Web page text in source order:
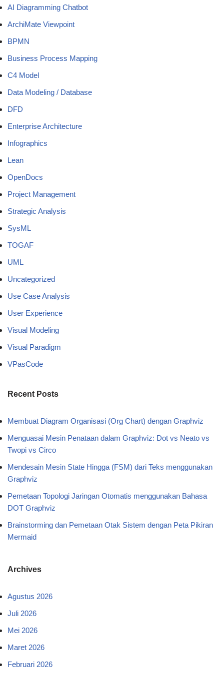
AI Diagramming Chatbot
ArchiMate Viewpoint
BPMN
Business Process Mapping
C4 Model
Data Modeling / Database
DFD
Enterprise Architecture
Infographics
Lean
OpenDocs
Project Management
Strategic Analysis
SysML
TOGAF
UML
Uncategorized
Use Case Analysis
User Experience
Visual Modeling
Visual Paradigm
VPasCode
Recent Posts
Membuat Diagram Organisasi (Org Chart) dengan Graphviz
Menguasai Mesin Penataan dalam Graphviz: Dot vs Neato vs
Twopi vs Circo
Mendesain Mesin State Hingga (FSM) dari Teks menggunakan
Graphviz
Pemetaan Topologi Jaringan Otomatis menggunakan Bahasa
DOT Graphviz
Brainstorming dan Pemetaan Otak Sistem dengan Peta Pikiran
Mermaid
Archives
Agustus 2026
Juli 2026
Mei 2026
Maret 2026
Februari 2026